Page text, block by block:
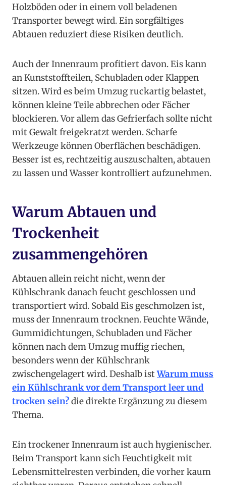
Holzböden oder in einem voll beladenen
Transporter bewegt wird. Ein sorgfältiges
Abtauen reduziert diese Risiken deutlich.
Auch der Innenraum profitiert davon. Eis kann
an Kunststoffteilen, Schubladen oder Klappen
sitzen. Wird es beim Umzug ruckartig belastet,
können kleine Teile abbrechen oder Fächer
blockieren. Vor allem das Gefrierfach sollte nicht
mit Gewalt freigekratzt werden. Scharfe
Werkzeuge können Oberflächen beschädigen.
Besser ist es, rechtzeitig auszuschalten, abtauen
zu lassen und Wasser kontrolliert aufzunehmen.
Warum Abtauen und
Trockenheit
zusammengehören
Abtauen allein reicht nicht, wenn der
Kühlschrank danach feucht geschlossen und
transportiert wird. Sobald Eis geschmolzen ist,
muss der Innenraum trocknen. Feuchte Wände,
Gummidichtungen, Schubladen und Fächer
können nach dem Umzug muffig riechen,
besonders wenn der Kühlschrank
zwischengelagert wird. Deshalb istWarum muss
ein Kühlschrank vor dem Transport leer und
trocken sein?die direkte Ergänzung zu diesem
Thema.
Ein trockener Innenraum ist auch hygienischer.
Beim Transport kann sich Feuchtigkeit mit
Lebensmittelresten verbinden, die vorher kaum